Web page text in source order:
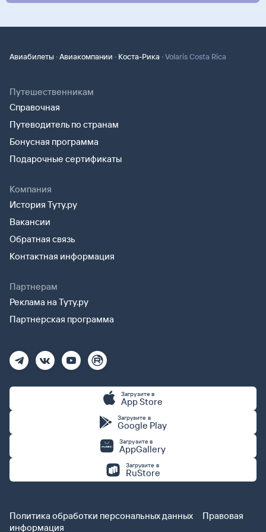
Авиабилеты ·Авиакомпании · Коста-Рика ·Volaris Costa Rica
Путешественникам
Справочная
Путеводитель по странам
Бонусная программа
Подарочные сертификаты
Компания
История Туту.ру
Вакансии
Обратная связь
Контактная информация
Партнерам
Реклама на Туту.ру
Партнерская программа
Загрузите в
App Store
Загрузите в
Google Play
Загрузите в
AppGallery
Загрузите в
RuStore
Политика обработки персональных данных
Правовая
информация